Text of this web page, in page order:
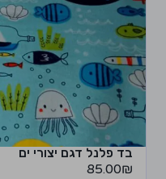
בד פלנל דגם יצורי ים
85.00₪